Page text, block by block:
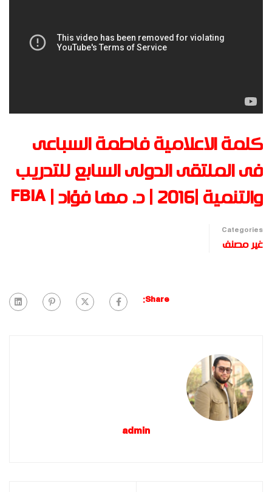
كلمة الاعلامية فاطمة السباعى
فى الملتقى الدولى السابع للتدريب
والتنمية |2016 | د. مها فؤاد | FBIA
Categories
غير مصنف
Share:
admin